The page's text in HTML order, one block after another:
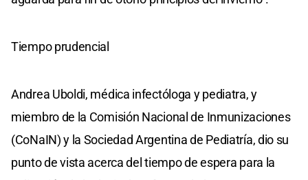
Tiempo prudencial
Andrea Uboldi, médica infectóloga y pediatra, y
miembro de la Comisión Nacional de Inmunizaciones
(CoNaIN) y la Sociedad Argentina de Pediatría, dio su
punto de vista acerca del tiempo de espera para la